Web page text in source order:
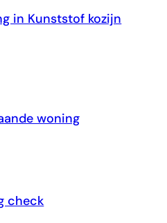
in Kunststof kozijn
woning
check